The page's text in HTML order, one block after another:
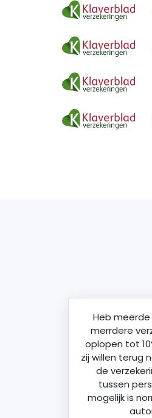
Heb meerde
merrdere
oplopen tot
zij willen terug
de
tussen
mogelijk is